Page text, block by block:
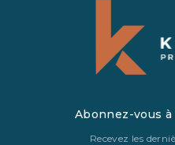
Abonnez-vous
Recevez les